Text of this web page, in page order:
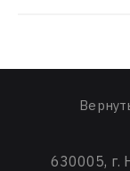
630005, г.